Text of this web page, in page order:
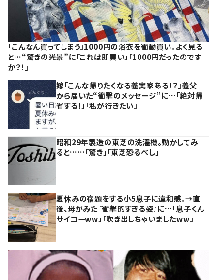
「こんなん買ってしまう」1000円の浴衣を衝動買い。よく見る
と…“驚きの光景”に「これは即買い」「1000円だったのです
か？！」
嫁「こんな帰りたくなる義実家ある！？」義父
から届いた“衝撃のメッセージ”に…「絶対帰
省する！」「私が行きたい」
昭和29年製造の東芝の洗濯機。動かしてみ
ると……「驚き」「東芝恐るべし」
夏休みの宿題をする小5息子に違和感。→直
後、母がみた『衝撃的すぎる姿』に…「息子くん
サイコーww」「吹き出しちゃいましたww」